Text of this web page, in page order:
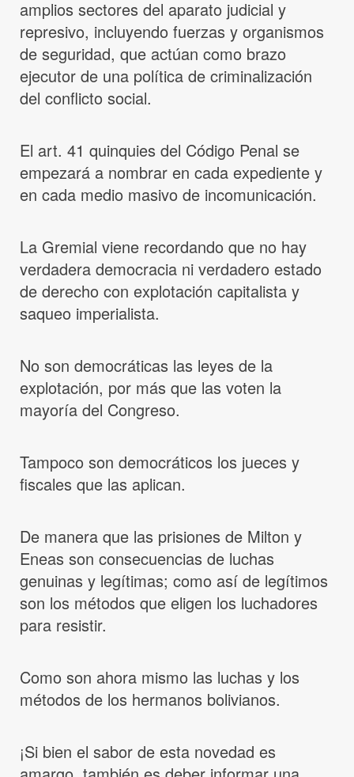
amplios sectores del aparato judicial y
represivo, incluyendo fuerzas y organismos
de seguridad, que actúan como brazo
ejecutor de una política de criminalización
del conflicto social.
El art. 41 quinquies del Código Penal se
empezará a nombrar en cada expediente y
en cada medio masivo de incomunicación.
La Gremial viene recordando que no hay
verdadera democracia ni verdadero estado
de derecho con explotación capitalista y
saqueo imperialista.
No son democráticas las leyes de la
explotación, por más que las voten la
mayoría del Congreso.
Tampoco son democráticos los jueces y
fiscales que las aplican.
De manera que las prisiones de Milton y
Eneas son consecuencias de luchas
genuinas y legítimas; como así de legítimos
son los métodos que eligen los luchadores
para resistir.
Como son ahora mismo las luchas y los
métodos de los hermanos bolivianos.
¡Si bien el sabor de esta novedad es